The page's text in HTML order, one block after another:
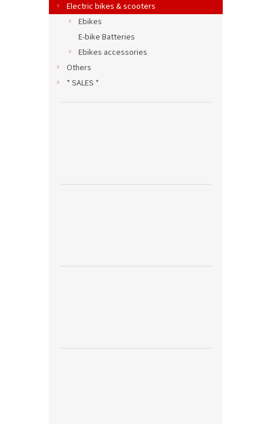
Electric bikes & scooters
Ebikes
E-bike Batteries
Ebikes accessories
Others
* SALES *